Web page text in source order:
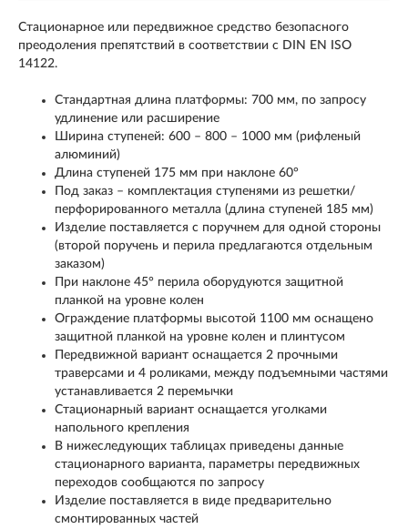
Стационарное или передвижное средство безопасного
преодоления препятствий в соответствии с DIN EN ISO
14122.
Стандартная длина платформы: 700 мм, по запросу
удлинение или расширение
Ширина ступеней: 600 – 800 – 1000 мм (рифленый
алюминий)
Длина ступеней 175 мм при наклоне 60°
Под заказ – комплектация ступенями из решетки/
перфорированного металла (длина ступеней 185 мм)
Изделие поставляется с поручнем для одной стороны
(второй поручень и перила предлагаются отдельным
заказом)
При наклоне 45° перила оборудуются защитной
планкой на уровне колен
Ограждение платформы высотой 1100 мм оснащено
защитной планкой на уровне колен и плинтусом
Передвижной вариант оснащается 2 прочными
траверсами и 4 роликами, между подъемными частями
устанавливается 2 перемычки
Стационарный вариант оснащается уголками
напольного крепления
В нижеследующих таблицах приведены данные
стационарного варианта, параметры передвижных
переходов сообщаются по запросу
Изделие поставляется в виде предварительно
смонтированных частей